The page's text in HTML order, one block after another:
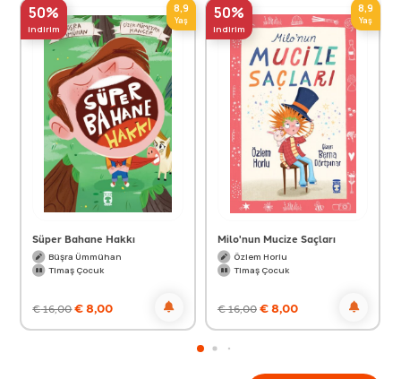
50%
indirim
8,9
Yaş
Süper Bahane Hakkı
Büşra Ümmühan
Timaş Çocuk
€16,00€8,00
50%
indirim
8,9
Yaş
Milo'nun Mucize Saçları
Özlem Horlu
Timaş Çocuk
€16,00€8,00